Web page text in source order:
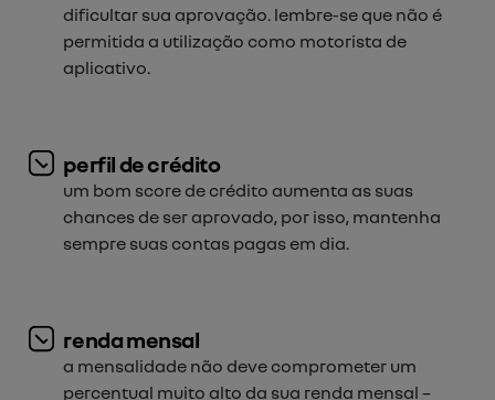
dificultar sua aprovação. lembre-se que não é
permitida a utilização como motorista de
aplicativo.
perfil de crédito
um bom score de crédito aumenta as suas
chances de ser aprovado, por isso, mantenha
sempre suas contas pagas em dia.
renda mensal
a mensalidade não deve comprometer um
percentual muito alto da sua renda mensal –